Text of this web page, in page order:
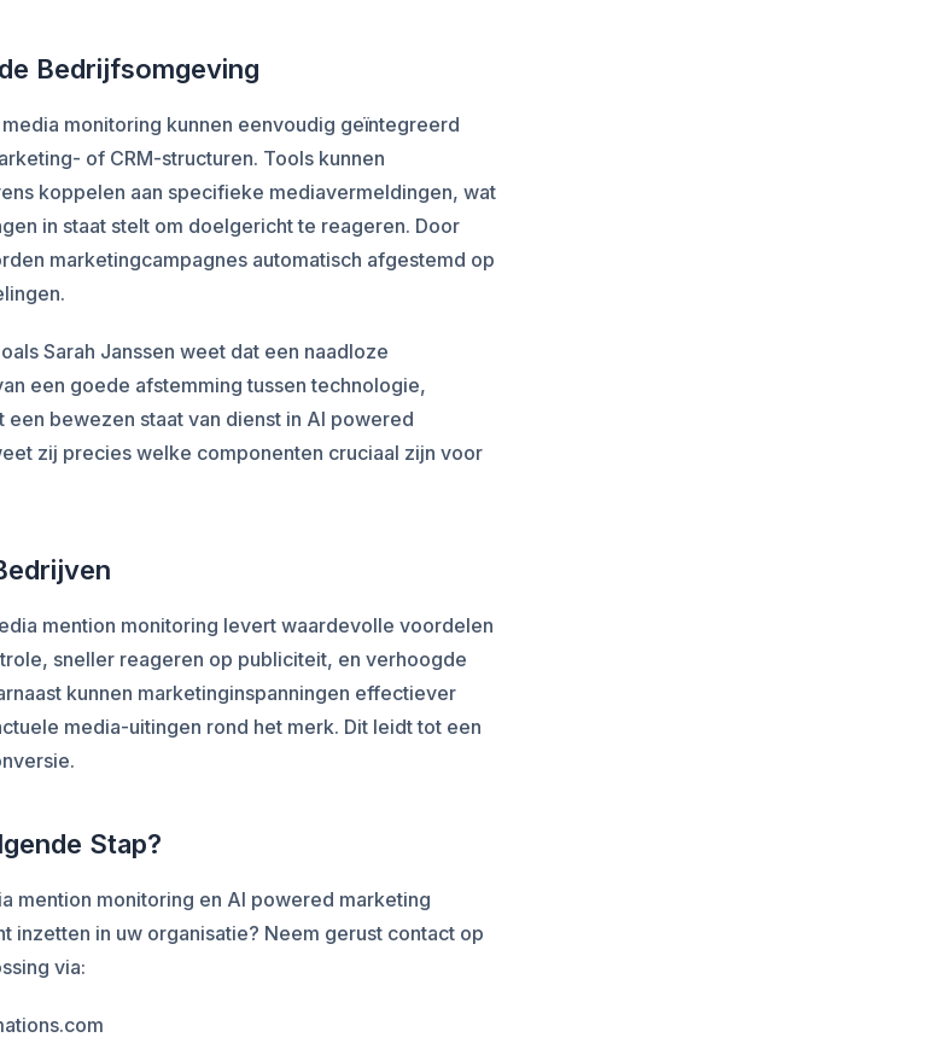
Bedrijfsomgeving
monitoring kunnen eenvoudig geïntegreerd
of CRM-structuren. Tools kunnen
koppelen aan specifieke mediavermeldingen, wat
in staat stelt om doelgericht te reageren. Door
marketingcampagnes automatisch afgestemd op
Sarah Janssen weet dat een naadloze
een goede afstemming tussen technologie,
een bewezen staat van dienst in AI powered
zij precies welke componenten cruciaal zijn voor
mention monitoring levert waardevolle voordelen
sneller reageren op publiciteit, en verhoogde
kunnen marketinginspanningen effectiever
media-uitingen rond het merk. Dit leidt tot een
Stap?
mention monitoring en AI powered marketing
inzetten in uw organisatie? Neem gerust contact op
via: